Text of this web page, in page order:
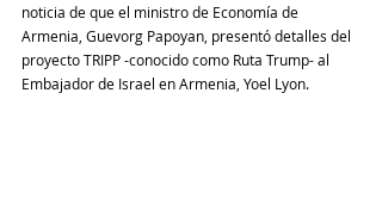
noticia de que el ministro de Economía de
Armenia, Guevorg Papoyan, presentó detalles del
proyecto TRIPP -conocido como Ruta Trump- al
Embajador de Israel en Armenia, Yoel Lyon.